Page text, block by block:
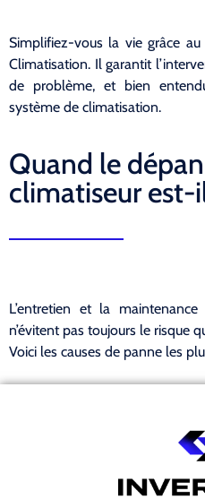
Simplifiez-vous la vie grâce au
Climatisation. Il garantit
de problème, et bien
système de climatisation.
Quand le
climatiseur est-
L’entretien et la
n’évitent pas toujours le risque
Voici les causes de panne les